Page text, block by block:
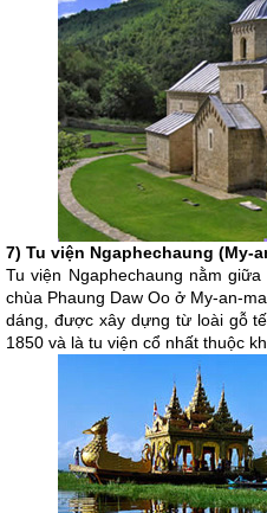
7) Tu viện Ngaphechaung (My-
Tu viện Ngaphechaung nằm
chùa Phaung Daw Oo ở My-an-
dáng, được xây dựng từ loài gỗ
1850 và là tu viện cổ nhất thuộc